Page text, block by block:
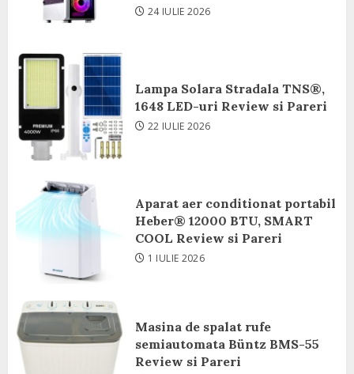
24 IULIE 2026
Lampa Solara Stradala TNS®,
1648 LED-uri Review si Pareri
22 IULIE 2026
Aparat aer conditionat portabil
Heber® 12000 BTU, SMART
COOL Review si Pareri
1 IULIE 2026
Masina de spalat rufe
semiautomata Büntz BMS-55
Review si Pareri